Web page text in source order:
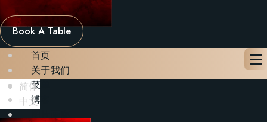
Book A Table
首页
关于我们
菜单
博客
简体
中文